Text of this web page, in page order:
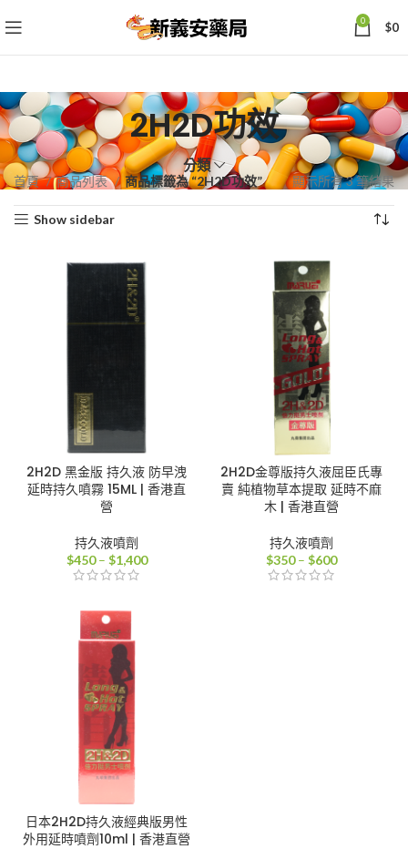
0 $0
2H2D功效
分類
首頁 商品列表 商品標籤為 “2H2D功效” 顯示所有 3 筆結果依
Show sidebar
2H2D 黑金版 持久液 防早洩
延時持久噴霧 15ML | 香港直
營
持久液噴劑
$450 – $1,400價
2H2D金尊版持久液屈臣氏專
賣 純植物草本提取 延時不麻
木 | 香港直營
持久液噴劑
$350 – $600價
日本2H2D持久液經典版男性
外用延時噴劑10ml | 香港直營